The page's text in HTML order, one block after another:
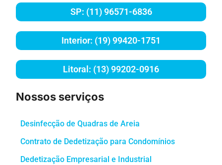
SP: (11) 96571-6836
Interior: (19) 99420-1751
Litoral: (13) 99202-0916
Nossos serviços
Desinfecção de Quadras de Areia
Contrato de Dedetização para Condomínios
Dedetização Empresarial e Industrial